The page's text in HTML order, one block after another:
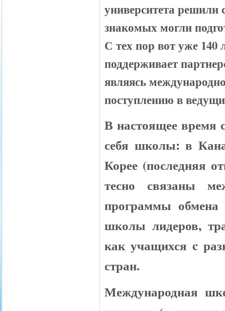
университета решили
знакомых могли
С тех пор вот уже
поддерживает
являясь
поступлению в
В настоящее время
себя школы: в
Корее (последняя
тесно связаны
программы обмена
школы лидеров,
как учащихся c
стран.
Международная